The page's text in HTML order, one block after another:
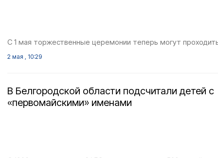
С 1 мая торжественные церемонии теперь могут
2 мая , 10:29
В Белгородской области подсчитали детей с
«первомайскими» именами